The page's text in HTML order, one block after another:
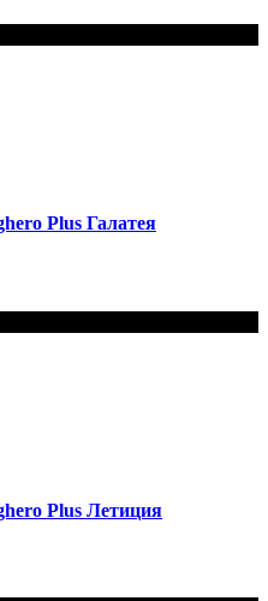
Plus Галатея
Plus Летиция